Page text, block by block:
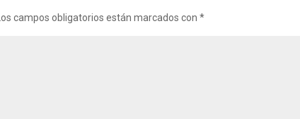
Los campos obligatorios están marcados con*